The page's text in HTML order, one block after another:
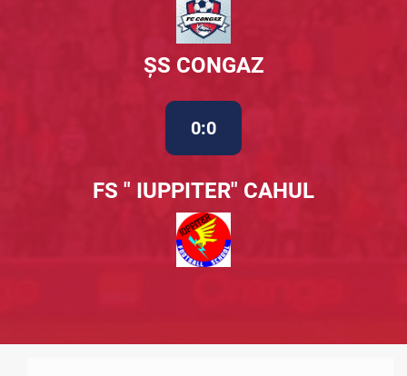
ȘS CONGAZ
0:0
FS " IUPPITER" CAHUL